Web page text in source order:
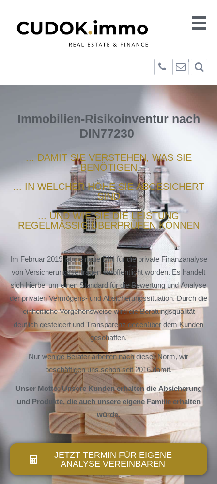
Immobilien-Risikoinventur nach
DIN77230
... DAMIT SIE VERSTEHEN, WAS SIE
BENÖTIGEN
... IN WELCHER HÖHE SIE ABGESICHERT
SIND
... UND WIE SIE DIE LEISTUNG
REGELMÄSSIG ÜBERPRÜFEN KÖNNEN
Im Februar 2019 ist die neue DIN für die private Finanzanalyse
von Versicherungsverträgen veröffentlicht worden. Es handelt
sich hierbei um einen Standard für die Bewertung und Analyse
der privaten Vermögens- und Absicherungssituation. Durch die
einheitliche Vorgehensweise wird die Beratungsqualität
deutlich gesteigert und Transparenz gegenüber dem Kunden
geschaffen.
Nur wenige Berater arbeiten nach dieser Norm, wir
beschäftigen uns schon seit 2016 damit.
Unser Motto: Unsere Kunden erhalten die Absicherung
und Produkte, die auch unsere eigene Familie erhalten
würde.
JETZT TERMIN FÜR EIGENE
ANALYSE VEREINBAREN